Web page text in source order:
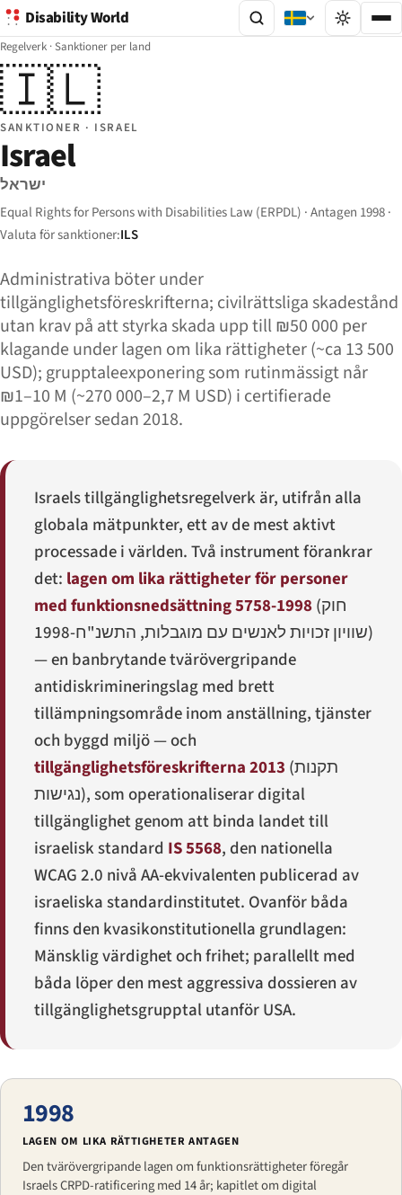
Disability World
Regelverk ·Sanktioner per land
🇮🇱
SANKTIONER · ISRAEL
Israel
ישראל
Equal Rights for Persons with Disabilities Law (ERPDL) · Antagen 1998 ·
Valuta för sanktioner:ILS
Administrativa böter under
tillgänglighetsföreskrifterna; civilrättsliga skadestånd
utan krav på att styrka skada upp till ₪50 000 per
klagande under lagen om lika rättigheter (~ca 13 500
USD); grupptaleexponering som rutinmässigt når
₪1–10 M (~270 000–2,7 M USD) i certifierade
uppgörelser sedan 2018.
Israels tillgänglighetsregelverk är, utifrån alla
globala mätpunkter, ett av de mest aktivt
processade i världen. Två instrument förankrar
det: lagen om lika rättigheter för personer
med funktionsnedsättning 5758-1998(חוק
שוויון זכויות לאנשים עם מוגבלות, התשנ"ח-1998)
— en banbrytande tvärövergripande
antidiskrimineringslag med brett
tillämpningsområde inom anställning, tjänster
och byggd miljö — och
tillgänglighetsföreskrifterna 2013 (תקנות
נגישות), som operationaliserar digital
tillgänglighet genom att binda landet till
israelisk standard IS 5568, den nationella
WCAG 2.0 nivå AA-ekvivalenten publicerad av
israeliska standardinstitutet. Ovanför båda
finns den kvasikonstitutionella grundlagen:
Mänsklig värdighet och frihet; parallellt med
båda löper den mest aggressiva dossieren av
tillgänglighetsgrupptal utanför USA.
1998
LAGEN OM LIKA RÄTTIGHETER ANTAGEN
Den tvärövergripande lagen om funktionsrättigheter föregår
Israels CRPD-ratificering med 14 år; kapitlet om digital